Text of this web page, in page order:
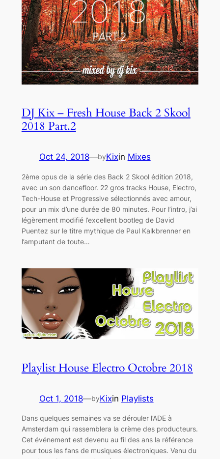
DJ Kix – Fresh House Back 2 Skool
2018 Part.2
Oct 24, 2018—byKixin Mixes
2ème opus de la série des Back 2 Skool édition 2018,
avec un son dancefloor. 22 gros tracks House, Electro,
Tech-House et Progressive sélectionnés avec amour,
pour un mix d’une durée de 80 minutes. Pour l’intro, j’ai
légèrement modifié l’excellent bootleg de David
Puentez sur le titre mythique de Paul Kalkbrenner en
l’amputant de toute…
Playlist House Electro Octobre 2018
Oct 1, 2018—byKixin Playlists
Dans quelques semaines va se dérouler l’ADE à
Amsterdam qui rassemblera la crème des producteurs.
Cet événement est devenu au fil des ans la référence
pour tous les fans de musiques électroniques. Venu du